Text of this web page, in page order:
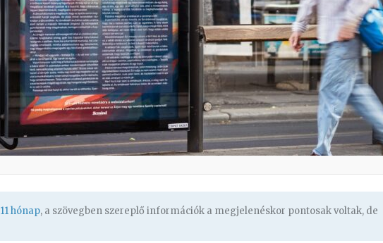
11 hónap, a szövegben szereplő információk a megjelenéskor pontosak voltak, de